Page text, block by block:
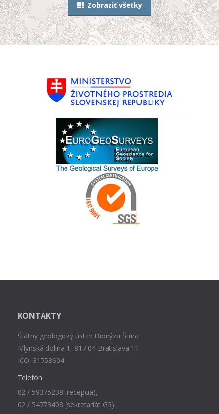
Zobraziť všetky
KONTAKTY
Štátny geologický ústav Dionýza Štúra
Mlynská dolina 1, 817 04 Bratislava 11
IČO: 31753604
Telefón:
02 / 59375238 (recepcia),
02 / 54773408 (sekretariát GR)